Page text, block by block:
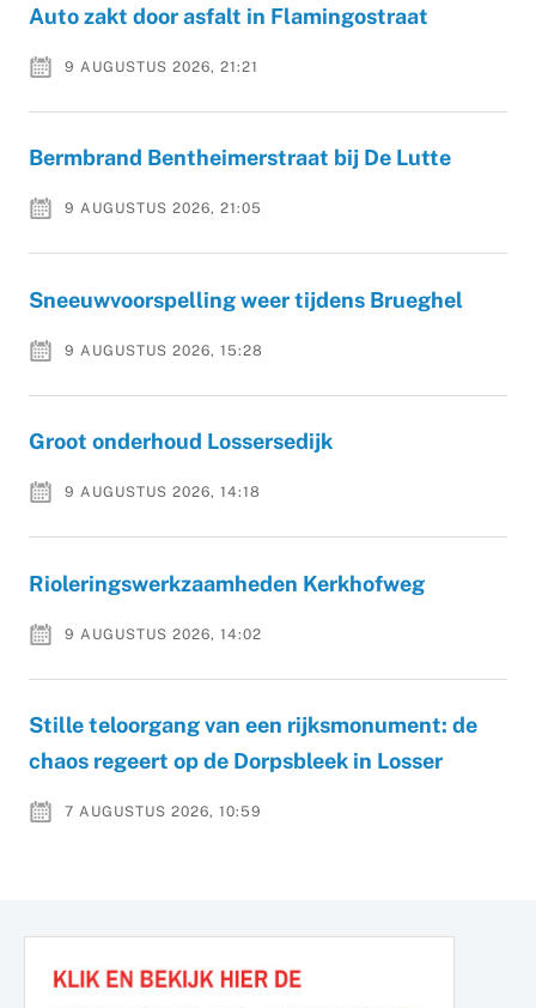
Auto zakt door asfalt in Flamingostraat
9 AUGUSTUS 2026, 21:21
Bermbrand Bentheimerstraat bij De Lutte
9 AUGUSTUS 2026, 21:05
Sneeuwvoorspelling weer tijdens Brueghel
9 AUGUSTUS 2026, 15:28
Groot onderhoud Lossersedijk
9 AUGUSTUS 2026, 14:18
Rioleringswerkzaamheden Kerkhofweg
9 AUGUSTUS 2026, 14:02
Stille teloorgang van een rijksmonument: de
chaos regeert op de Dorpsbleek in Losser
7 AUGUSTUS 2026, 10:59